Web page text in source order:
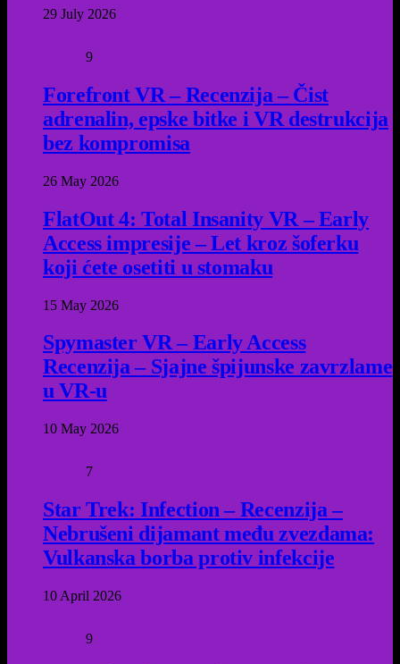
29 July 2026
9
Forefront VR – Recenzija – Čist
adrenalin, epske bitke i VR destrukcija
bez kompromisa
26 May 2026
FlatOut 4: Total Insanity VR – Early
Access impresije – Let kroz šoferku
koji ćete osetiti u stomaku
15 May 2026
Spymaster VR – Early Access
Recenzija – Sjajne špijunske zavrzlame
u VR-u
10 May 2026
7
Star Trek: Infection – Recenzija –
Nebrušeni dijamant među zvezdama:
Vulkanska borba protiv infekcije
10 April 2026
9